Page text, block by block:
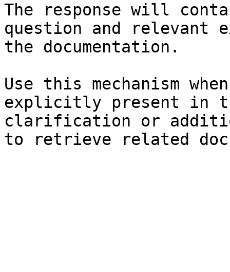
The response will
question and relevant
the documentation.
Use this mechanism
explicitly present in
clarification or